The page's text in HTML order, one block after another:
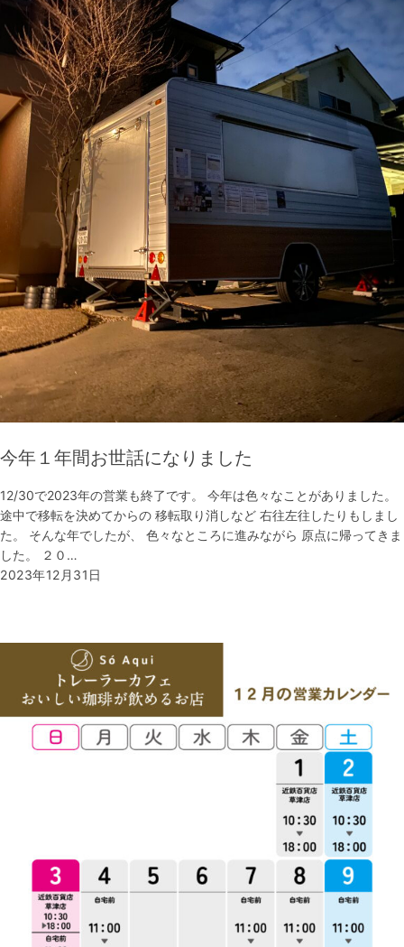
今年１年間お世話になりました
12/30で2023年の営業も終了です。 今年は色々なことがありました。
途中で移転を決めてからの 移転取り消しなど 右往左往したりもしまし
た。 そんな年でしたが、 色々なところに進みながら 原点に帰ってきま
した。 ２０…
2023年12月31日